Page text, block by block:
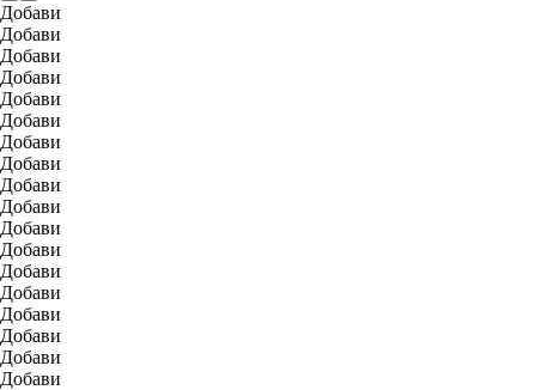
Добави
Добави
Добави
Добави
Добави
Добави
Добави
Добави
Добави
Добави
Добави
Добави
Добави
Добави
Добави
Добави
Добави
Добави